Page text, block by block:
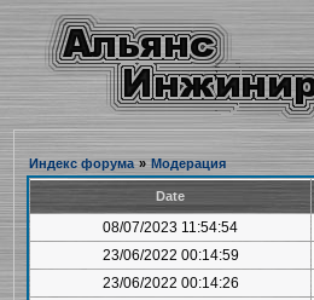
Индекс форума » Модерация
Date
08/07/2023 11:54:54
23/06/2022 00:14:59
23/06/2022 00:14:26